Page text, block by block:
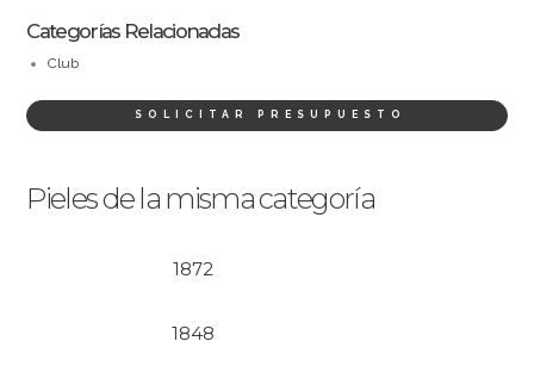
Categorías Relacionadas
Club
SOLICITAR PRESUPUESTO
Pieles de la misma categoría
1872
1848